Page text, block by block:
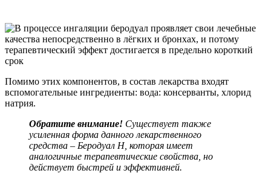
Помимо этих компонентов, в состав лекарства входят
вспомогательные ингредиенты: вода: консерванты, хлорид
натрия.
Обратите внимание! Существует также
усиленная форма данного лекарственного
средства – Беродуал Н, которая имеет
аналогичные терапевтические свойства, но
действует быстрей и эффективней.